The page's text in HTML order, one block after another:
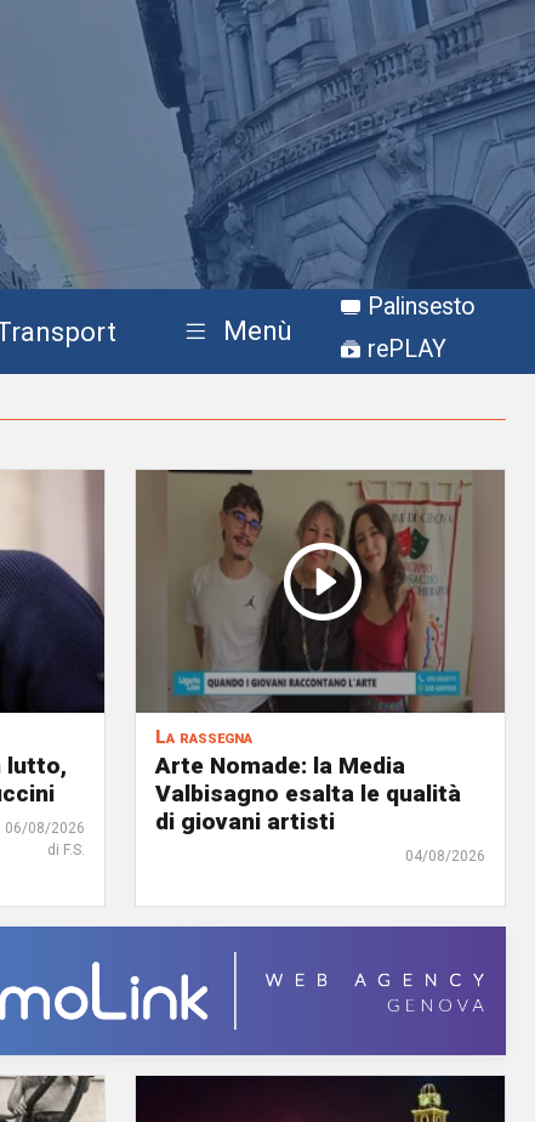
Menù
Palinsesto
rePLAY
lutto,
06/08/2026
di F.S.
La rassegna
Arte Nomade: la Media
Valbisagno esalta le qualità
di giovani artisti
04/08/2026